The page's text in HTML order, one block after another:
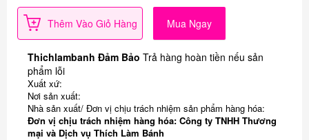
Thêm Vào Giỏ Hàng Mua Ngay
Thichlambanh Đảm Bảo Trả hàng hoàn tiền nếu sản
phẩm lỗi
Xuất xứ:
Nơi sản xuất:
Nhà sản xuất/ Đơn vị chịu trách nhiệm sản phẩm hàng hóa:
Đơn vị chịu trách nhiệm hàng hóa: Công ty TNHH Thương
mại và Dịch vụ Thích Làm Bánh